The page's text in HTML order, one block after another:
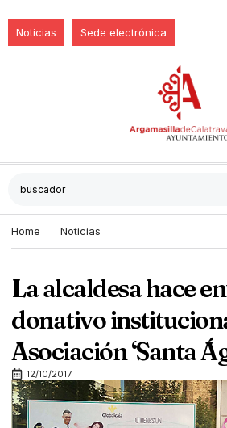
Noticias Sede electrónica
Home Noticias
La alcaldesa hace
donativo
Asociación ‘Santa
12/10/2017